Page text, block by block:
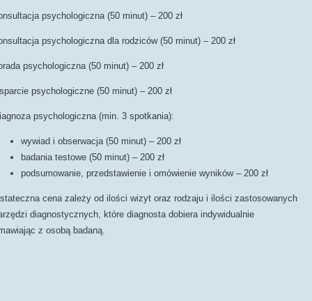
psychologiczna (50 minut) – 200 zł
psychologiczna dla rodziców (50 minut) – 200 zł
psychologiczna (50 minut) – 200 zł
psychologiczne (50 minut) – 200 zł
psychologiczna (min. 3 spotkania):
wywiad i obserwacja (50 minut) – 200 zł
badania testowe (50 minut) – 200 zł
podsumowanie, przedstawienie i omówienie wyników – 200 zł
cena zależy od ilości wizyt oraz rodzaju i ilości zastosowanych
diagnostycznych, które diagnosta dobiera indywidualnie
z osobą badaną.